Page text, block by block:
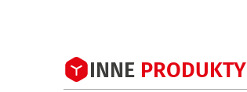
INNE PRODUKTY